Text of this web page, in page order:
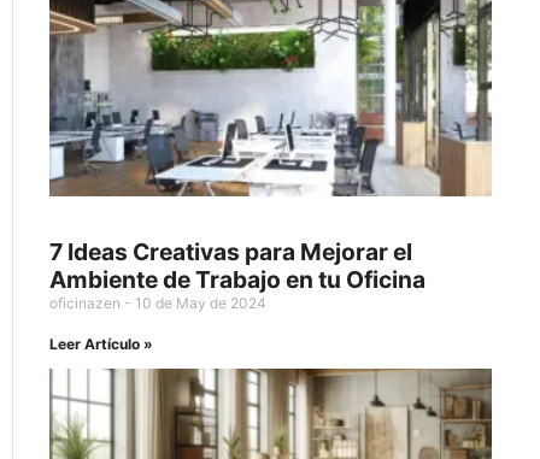
7 Ideas Creativas para Mejorar el
Ambiente de Trabajo en tu Oficina
oficinazen 10 de May de 2024
Leer Artículo »